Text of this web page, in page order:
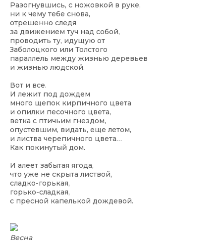
Разогнувшись, с ножовкой в руке,
ни к чему тебе снова,
отрешенно следя
за движением туч над собой,
проводить ту, идущую от
Заболоцкого или Толстого
параллель между жизнью деревьев
и жизнью людской.
Вот и все.
И лежит под дождем
много щепок кирпичного цвета
и опилки песочного цвета,
ветка с птичьим гнездом,
опустевшим, видать, еще летом,
и листва черепичного цвета…
Как покинутый дом.
И алеет забытая ягода,
что уже не скрыта листвой,
сладко-горькая,
горько-сладкая,
с пресной капелькой дождевой.
Весна